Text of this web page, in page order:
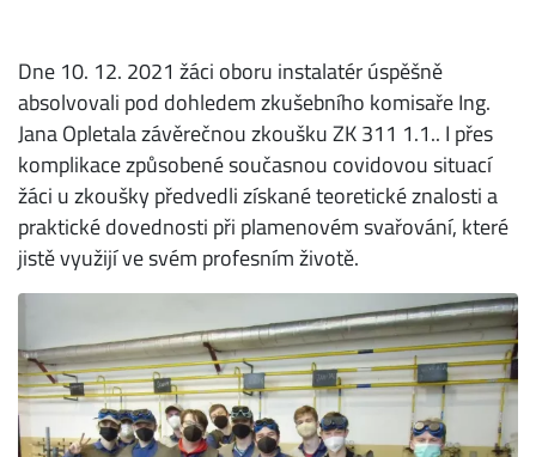
Dne 10. 12. 2021 žáci oboru instalatér úspěšně
absolvovali pod dohledem zkušebního komisaře Ing.
Jana Opletala závěrečnou zkoušku ZK 311 1.1.. I přes
komplikace způsobené současnou covidovou situací
žáci u zkoušky předvedli získané teoretické znalosti a
praktické dovednosti při plamenovém svařování, které
jistě využijí ve svém profesním životě.